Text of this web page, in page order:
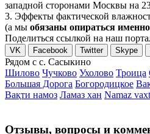
западной сторонами Москвы на
3. Эффекты фактической
(а мы обязаны опираться
Поделиться ссылкой на наш
VK Facebook Twitter Skype
Рядом с с. Сасыкино
Шилово Чучково Ухолово Троица
Большая Дорога Богородицкое
Вақти намоз Ламаз хан Namaz
Отзывы, вопросы и